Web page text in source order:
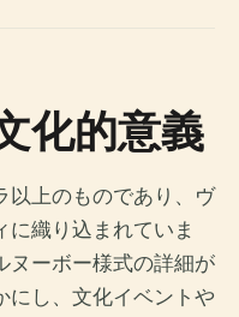
化的意義
以上のものであり、ヴ
に織り込まれていま
ヌーボー様式の詳細が
にし、文化イベントや